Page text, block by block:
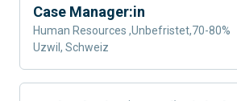
Case Manager:in
Human Resources ,
Uzwil, Schweiz
Unbefristet,70-80%